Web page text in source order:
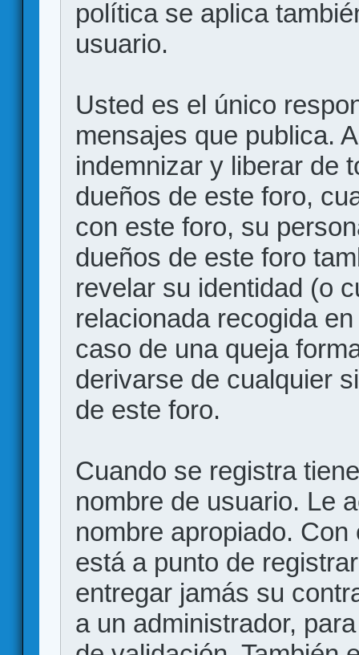
política se aplica
usuario.
Usted es el único
mensajes que publica.
indemnizar y liberar de
dueños de este foro,
con este foro, su
dueños de este foro
revelar su identidad (o
relacionada recogida
caso de una queja
derivarse de cualquier
de este foro.
Cuando se registra
nombre de usuario. Le
nombre apropiado.
está a punto de
entregar jamás su
a un administrador,